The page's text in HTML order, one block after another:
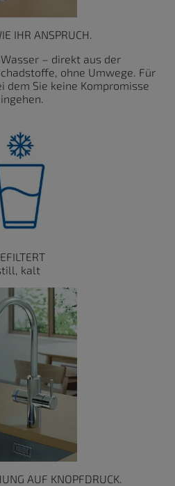
IHR ANSPRUCH.
– direkt aus der
ohne Umwege. Für
dem Sie keine Kompromisse
kalt
AUF KNOPFDRUCK.